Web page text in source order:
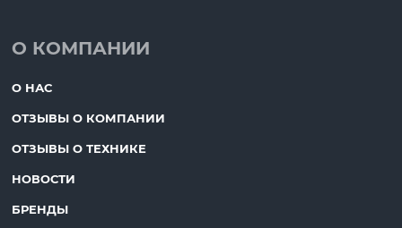
О КОМПАНИИ
О НАС
ОТЗЫВЫ О КОМПАНИИ
ОТЗЫВЫ О ТЕХНИКЕ
НОВОСТИ
БРЕНДЫ